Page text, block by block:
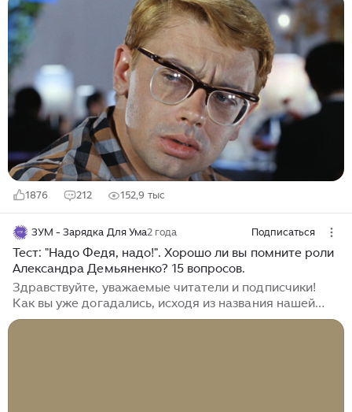
смысла спорить с утверждением, что его визитной
карточкой по сей день остается образ Шурика из
комедий Леонида Гайдая, однако истинные знатоки
кино и поклонники таланта Александра Сергеевича
знают: до и после этих фильмов у замечательного
актера было немало интересных, разноплановых,
ярких ролей. Согласны, друзья? Тогда этот тест для
вас! Задание: угадайте советские фильмы с участием
Александра Демьяненко...
1876 212 152,9 тыс
ЗУМ - Зарядка Для Ума2 года Подписаться
Тест: "Надо Федя, надо!". Хорошо ли вы помните роли
Александра Демьяненко? 15 вопросов.
Здравствуйте, уважаемые читатели и подписчики!
Как вы уже догадались, исходя из названия нашей
статьи, сегодня мы решили продолжить вспоминать